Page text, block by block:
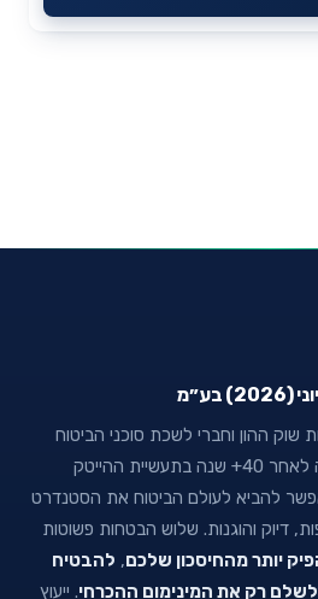
בע״מ
ההון וחברי לשכת סוכני הביטוח
בישראל. נוסדה ע״י זאב יופה לאחר 40+ שנה בתעשיית ההייטק
להביא לעולם הביטוח את הסטנדרט
דיוק והוגנות. שלוש הבטחות פשוטות
יותר מהחיסכון שלכם, להבטיח
לשלם רק את המינימום ההכרחי. ייעוץ